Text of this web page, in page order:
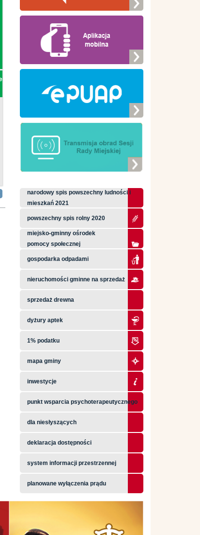
narodowy spis powszechny ludności i
mieszkań 2021
powszechny spis rolny 2020
miejsko-gminny ośrodek
pomocy społecznej
gospodarka odpadami
nieruchomości gminne na sprzedaż
sprzedaż drewna
dyżury aptek
1% podatku
mapa gminy
inwestycje
punkt wsparcia psychoterapeutycznego
dla niesłyszących
deklaracja dostępności
system informacji przestrzennej
planowane wyłączenia prądu